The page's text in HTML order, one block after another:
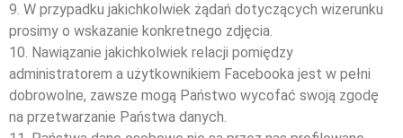
9. W przypadku jakichkolwiek żądań dotyczących wizerunku
prosimy o wskazanie konkretnego zdjęcia.
10. Nawiązanie jakichkolwiek relacji pomiędzy
administratorem a użytkownikiem Facebooka jest w pełni
dobrowolne, zawsze mogą Państwo wycofać swoją zgodę
na przetwarzanie Państwa danych.